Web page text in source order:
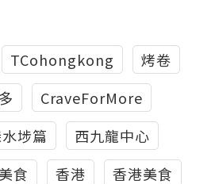
TCohongkong
烤卷
CraveForMore
埗篇
西九龍中心
食 香港 香港美食